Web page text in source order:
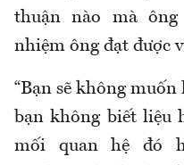
thuận nào mà ông
nhiệm ông đạt được
“Bạn sẽ không
bạn không biết liệu
mối quan hệ đó